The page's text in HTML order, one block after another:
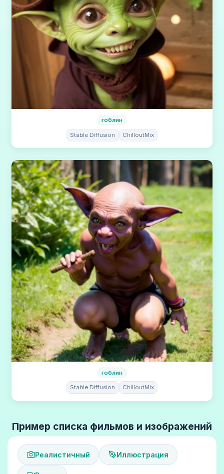
гоблин
Stable Diffusion ChilloutMix
гоблин
Stable Diffusion ChilloutMix
Пример списка фильмов и изображений
Реалистичный Иллюстрация